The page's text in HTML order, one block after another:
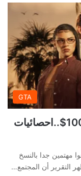
GTA
لماذا يستمر اللاعبون بدفع 100$..احصائيات
مهتمين جدا بالنسخ
التقرير أن المجتمع…